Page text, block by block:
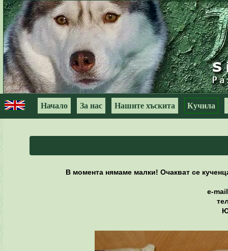
Начало За нас Нашите хъскита Кучила
В момента нямаме малки! Очакват се
e-